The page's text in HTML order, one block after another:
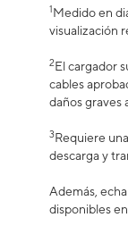
1Medido en
visualización
2El cargador
cables
daños graves
3Requiere
descarga y
Además,
disponibles